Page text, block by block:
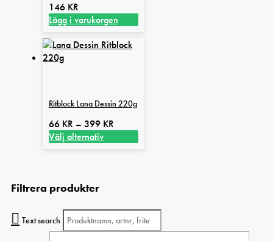
146 KR
Lägg i varukorgen
Ritblock Lana Dessin 220g
66 KR – 399 KR
Välj alternativ
har
varianter.
De
Filtrera produkter
Text search